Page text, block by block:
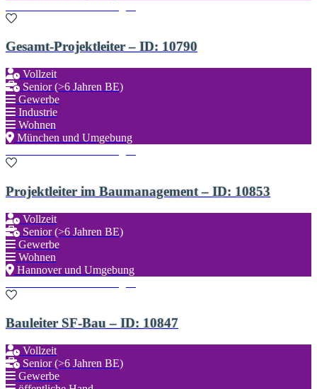
Gesamt-Projektleiter – ID: 10790
Vollzeit
Senior (>6 Jahren BE)
Gewerbe
Industrie
Wohnen
München und Umgebung
Projektleiter im Baumanagement – ID: 10853
Vollzeit
Senior (>6 Jahren BE)
Gewerbe
Wohnen
Hannover und Umgebung
Bauleiter SF-Bau – ID: 10847
Vollzeit
Senior (>6 Jahren BE)
Gewerbe